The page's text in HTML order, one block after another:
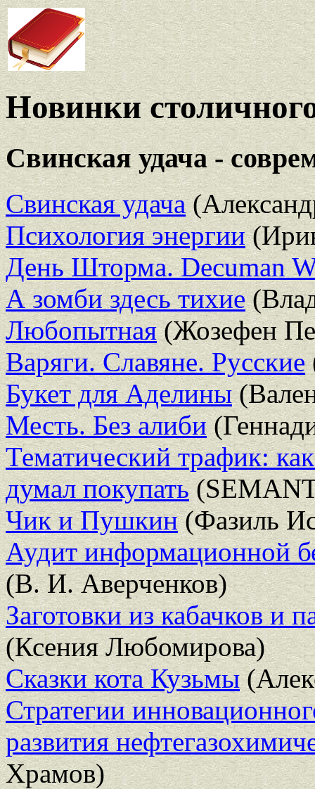
Новинки
Свинская удача -
Свинская удача
Психология энергии
День Шторма. Decuman
А зомби здесь тихие
Любопытная(Жозефен
Варяги. Славяне. Русские
Букет для Аделины
Месть. Без алиби
Тематический трафик:
думал покупать
Чик и Пушкин(Фазиль
Аудит информационной
(В. И. Аверченков)
Заготовки из кабачков и
(Ксения Любомирова)
Сказки кота Кузьмы
Стратегии
развития
Храмов)